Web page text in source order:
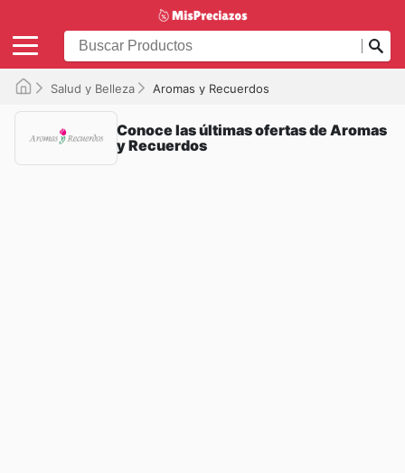
Salud y Belleza Aromas y Recuerdos
Conoce las últimas ofertas de Aromas
y Recuerdos